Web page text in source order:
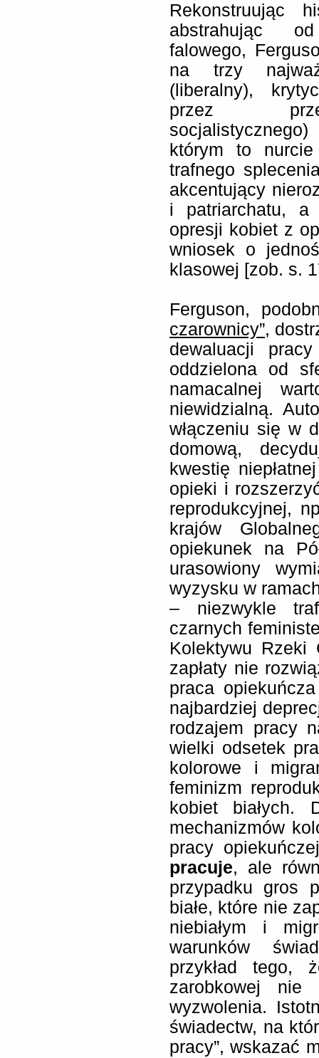
Rekonstruując
abstrahując
falowego,
na trzy
(liberalny),
przez
którym to
trafnego
akcentujący
i patriarchatu, a
opresji kobiet z
wniosek o
klasowej [zob. s.
Ferguson,
czarownicy”,
dewaluacji
oddzielona od
namacalnej
niewidzialną.
włączeniu się w
domową,
kwestię
opieki i
reprodukcyjnej,
krajów
opiekunek na
urasowiony
wyzysku w
– niezwykle
czarnych
Kolektywu Rzeki
zapłaty nie
praca
najbardziej
rodzajem pracy
wielki odsetek
kolorowe i
feminizm
kobiet białych.
mechanizmów
pracy
pracuje, ale
przypadku gros
białe, które nie
niebiałym i
warunków
przykład tego,
zarobkowej nie
wyzwolenia.
świadectw, na
pracy”, wskazać